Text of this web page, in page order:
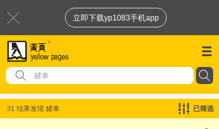
立即下载yp1083手机app
31 结果发现 鏟車 已筛选